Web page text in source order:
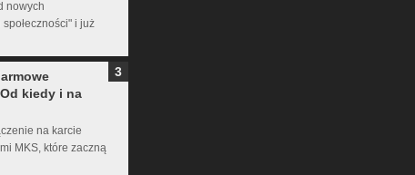
nowych
i już
kiedy i na
na karcie
MKS, które zaczną